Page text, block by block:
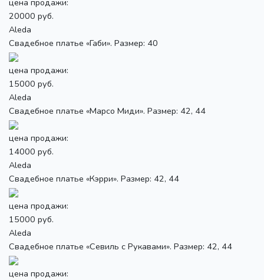
20000 руб.
Aleda
Свадебное платье «Габи». Размер: 40
цена продажи:
15000 руб.
Aleda
Свадебное платье «Марсо Миди». Размер: 42, 44
цена продажи:
14000 руб.
Aleda
Свадебное платье «Кэрри». Размер: 42, 44
цена продажи:
15000 руб.
Aleda
Свадебное платье «Севиль с Рукавами». Размер: 42, 44
цена продажи: